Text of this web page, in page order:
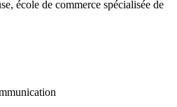
école de commerce spécialisée de